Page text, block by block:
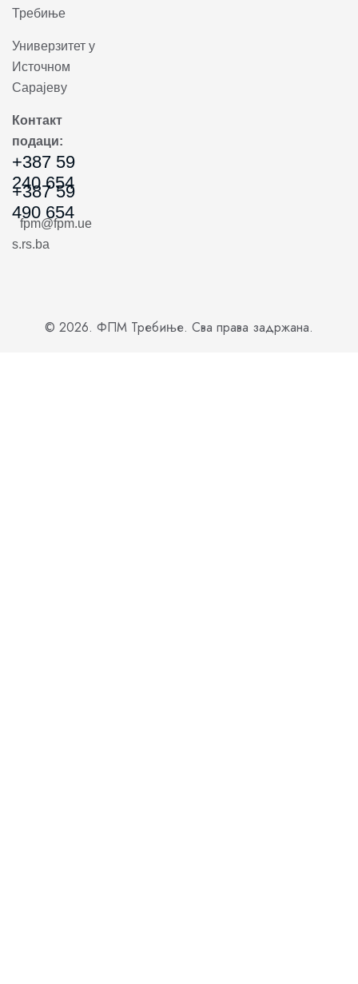
Требиње
Универзитет у
Источном
Сарајеву
Контакт
подаци:
+387 59
240 654
+387 59
490 654
fpm@fpm.ue
s.rs.ba
© 2026. ФПМ Требиње. Сва права задржана.